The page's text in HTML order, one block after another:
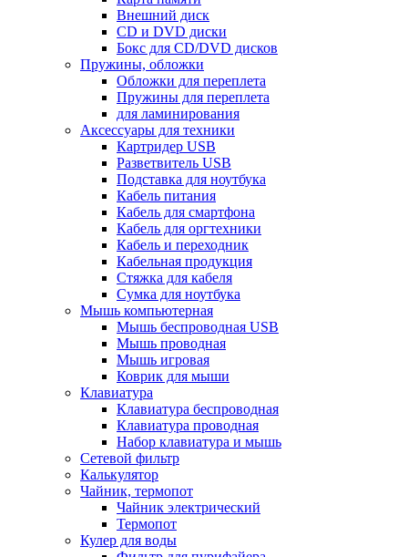
Внешний диск
CD и DVD диски
Бокс для CD/DVD дисков
Пружины, обложки
Обложки для переплета
Пружины для переплета
для ламинирования
Аксессуары для техники
Картридер USB
Разветвитель USB
Подставка для ноутбука
Кабель питания
Кабель для смартфона
Кабель для оргтехники
Кабель и переходник
Кабельная продукция
Стяжка для кабеля
Сумка для ноутбука
Мышь компьютерная
Мышь беспроводная USB
Мышь проводная
Мышь игровая
Коврик для мыши
Клавиатура
Клавиатура беспроводная
Клавиатура проводная
Набор клавиатура и мышь
Сетевой фильтр
Калькулятор
Чайник, термопот
Чайник электрический
Термопот
Кулер для воды